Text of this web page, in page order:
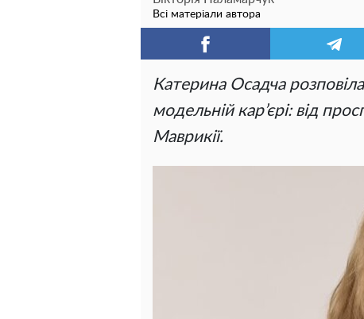
Всі матеріали автора
Катерина Осадча
модельній кар’єрі: від
Маврикії.